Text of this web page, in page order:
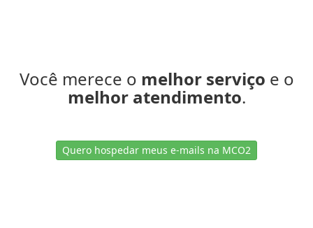
Você merece o melhor serviço e o
melhor atendimento.
Quero hospedar meus e-mails na MCO2